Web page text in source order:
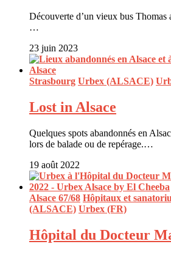
Découverte d’un vieux bus Thomas
…
23 juin 2023
Strasbourg Urbex (ALSACE)
Lost in Alsace
Quelques spots abandonnés en
lors de balade ou de repérage.…
19 août 2022
Alsace 67/68 Hôpitaux et
(ALSACE) Urbex (FR)
Hôpital du Docteur